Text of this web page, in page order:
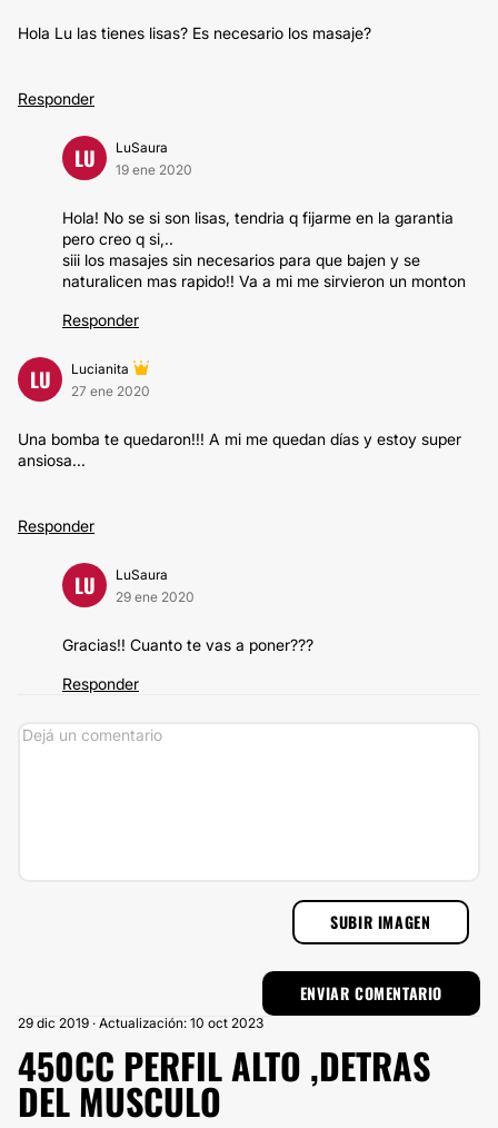
Hola Lu las tienes lisas? Es necesario los masaje?
Responder
LU
LuSaura
19 ene 2020
Hola! No se si son lisas, tendria q fijarme en la garantia
pero creo q si,..
siii los masajes sin necesarios para que bajen y se
naturalicen mas rapido!! Va a mi me sirvieron un monton
Responder
LU
Lucianita
27 ene 2020
Una bomba te quedaron!!! A mi me quedan días y estoy super
ansiosa...
Responder
LU
LuSaura
29 ene 2020
Gracias!! Cuanto te vas a poner???
Responder
SUBIR IMAGEN
29 dic 2019 · Actualización: 10 oct 2023
450CC PERFIL ALTO ,DETRAS
DEL MUSCULO